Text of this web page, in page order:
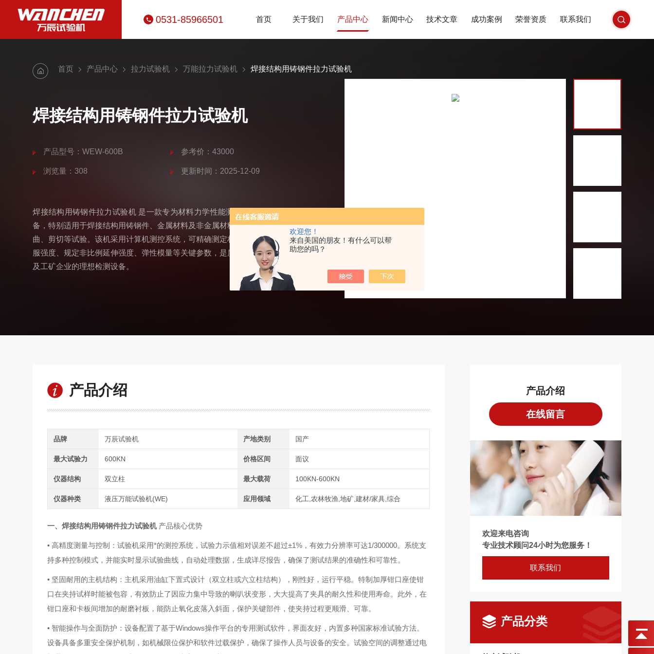
欢迎您！
来自美国的朋友！有什么可以帮
助您的吗？
0531-85966501 首页 关于我们 产品中心 新闻中心 技术文章 成功案例 荣誉资质 联系我们
首页 产品中心 拉力试验机 万能拉力试验机 焊接结构用铸钢件拉力试验机
焊接结构用铸钢件拉力试验机
产品型号：WEW-600B 参考价：43000
浏览量：308 更新时间：2025-12-09
焊接结构用铸钢件拉力试验机 是一款专为材料力学性能测试设计的高精度设
备，特别适用于焊接结构用铸钢件、金属材料及非金属材料的拉伸、压缩、弯
曲、剪切等试验。该机采用计算机测控系统，可精确测定材料的抗拉强度、屈
服强度、规定非比例延伸强度、弹性模量等关键参数，是质检部门、科研院所
及工矿企业的理想检测设备。
产品介绍
品牌 万辰试验机 产地类别 国产
最大试验力 600KN 价格区间 面议
仪器结构 双立柱 最大载荷 100KN-600KN
仪器种类 液压万能试验机(WE) 应用领域 化工,农林牧渔,地矿,建材/家具,综合
一、焊接结构用铸钢件拉力试验机产品核心优势
• 高精度测量与控制：试验机采用*的测控系统，试验力示值相对误差不超过±1% ，有效力分辨率可达1/300000。系统支
持多种控制模式，并能实时显示试验曲线，自动处理数据，生成详尽报告，确保了测试结果的准确性和可靠性。
• 坚固耐用的主机结构：主机采用油缸下置式设计（双立柱或六立柱结构），刚性好，运行平稳。特制加厚钳口座使钳
口在夹持试样时能被包容，有效防止了因应力集中导致的喇叭状变形，大大提高了夹具的耐久性和使用寿命。此外，在
钳口座和卡板间增加的耐磨衬板，能防止氧化皮落入斜面，保护关键部件，使夹持过程更顺滑、可靠。
• 智能操作与全面防护：设备配置了基于Windows操作平台的专用测试软件，界面友好，内置多种国家标准试验方法。
设备具备多重安全保护机制，如机械限位保护和软件过载保护，确保了操作人员与设备的安全。试验空间的调整通过电
产品介绍
在线留言
欢迎来电咨询
专业技术顾问24小时为您服务！
联系我们
产品分类